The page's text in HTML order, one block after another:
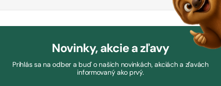
Novinky, akcie a zľavy
Prihlás sa na odber a buď o našich novinkách, akciách a zľavách
informovaný ako prvý.